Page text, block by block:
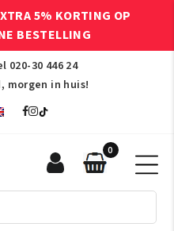
5% KORTING OP
BESTELLING
020-30 446 24
morgen in huis!
0